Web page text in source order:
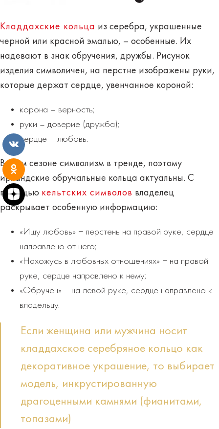
Кладдахские кольца из серебра, украшенные
черной или красной эмалью, – особенные. Их
надевают в знак обручения, дружбы. Рисунок
изделия символичен, на перстне изображены руки,
которые держат сердце, увенчанное короной:
корона – верность;
руки – доверие (дружба);
сердце – любовь.
В этом сезоне символизм в тренде, поэтому
ирландские обручальные кольца актуальны. С
помощью кельтских символов владелец
раскрывает особенную информацию:
«Ищу любовь» − перстень на правой руке, сердце
направлено от него;
«Нахожусь в любовных отношениях» − на правой
руке, сердце направлено к нему;
«Обручен» − на левой руке, сердце направлено к
владельцу.
Если женщина или мужчина носит
кладдахское серебряное кольцо как
декоративное украшение, то выбирает
модель, инкрустированную
драгоценными камнями (фианитами,
топазами)